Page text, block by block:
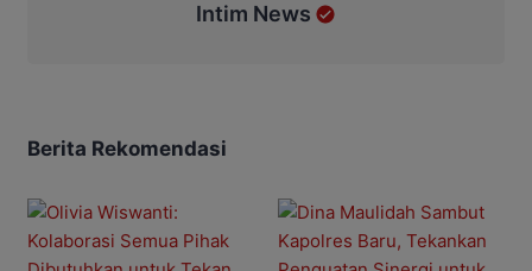
Intim News
Berita Rekomendasi